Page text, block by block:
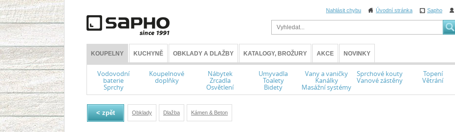
Nahlásit chybu Úvodní stránka Sapho
KOUPELNY KUCHYNĚ OBKLADY A DLAŽBY KATALOGY, BROŽURY AKCE NOVINKY
Vodovodní
baterie
Sprchy
Koupelnové
doplňky
Nábytek
Zrcadla
Osvětlení
Umyvadla
Toalety
Bidety
Vany a vaničky
Kanálky
Masážní systémy
Sprchové kouty
Vanové zástěny
Topení
Větrání
< zpět Obklady Dlažba Kámen & Beton